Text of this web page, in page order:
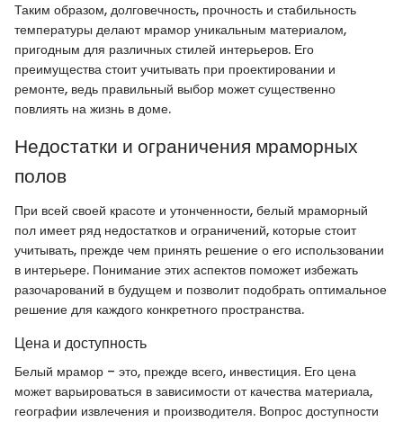
Таким образом, долговечность, прочность и стабильность
температуры делают мрамор уникальным материалом,
пригодным для различных стилей интерьеров. Его
преимущества стоит учитывать при проектировании и
ремонте, ведь правильный выбор может существенно
повлиять на жизнь в доме.
Недостатки и ограничения мраморных
полов
При всей своей красоте и утонченности, белый мраморный
пол имеет ряд недостатков и ограничений, которые стоит
учитывать, прежде чем принять решение о его использовании
в интерьере. Понимание этих аспектов поможет избежать
разочарований в будущем и позволит подобрать оптимальное
решение для каждого конкретного пространства.
Цена и доступность
Белый мрамор – это, прежде всего, инвестиция. Его цена
может варьироваться в зависимости от качества материала,
географии извлечения и производителя. Вопрос доступности